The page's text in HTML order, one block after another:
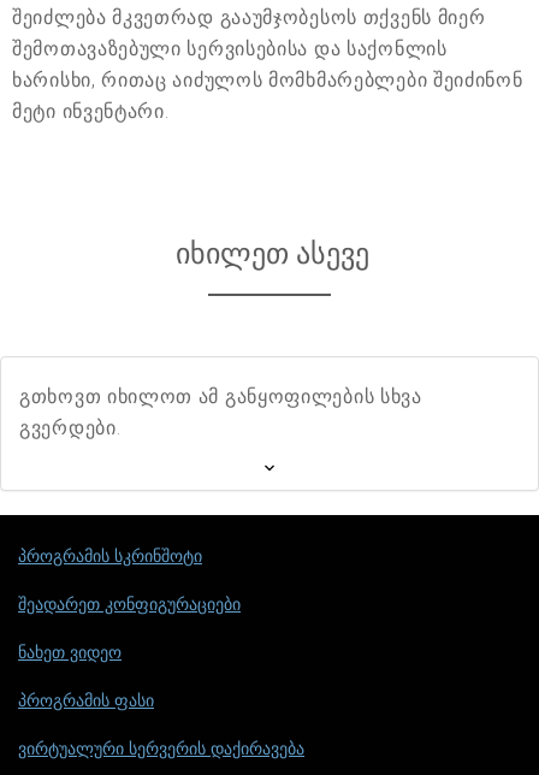
შეიძლება მკვეთრად გააუმჯობესოს თქვენს მიერ
შემოთავაზებული სერვისებისა და საქონლის
ხარისხი, რითაც აიძულოს მომხმარებლები შეიძინონ
მეტი ინვენტარი.
იხილეთ ასევე
გთხოვთ იხილოთ ამ განყოფილების სხვა
გვერდები.
პროგრამის სკრინშოტი
შეადარეთ კონფიგურაციები
ნახეთ ვიდეო
პროგრამის ფასი
ვირტუალური სერვერის დაქირავება